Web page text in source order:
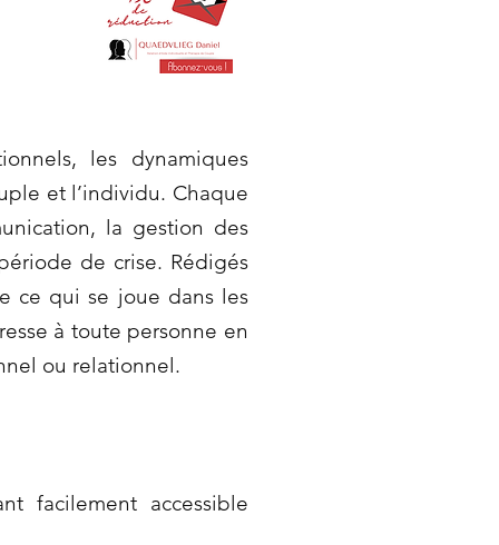
les dynamiques
et l’individu. Chaque
la gestion des
de crise. Rédigés
ce qui se joue dans les
à toute personne en
ou relationnel.
facilement accessible